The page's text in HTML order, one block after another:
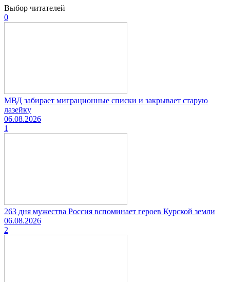
Выбор читателей
0
МВД забирает миграционные списки и закрывает старую
лазейку
06.08.2026
1
263 дня мужества Россия вспоминает героев Курской земли
06.08.2026
2